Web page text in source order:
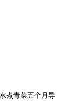
煮青菜五个月导